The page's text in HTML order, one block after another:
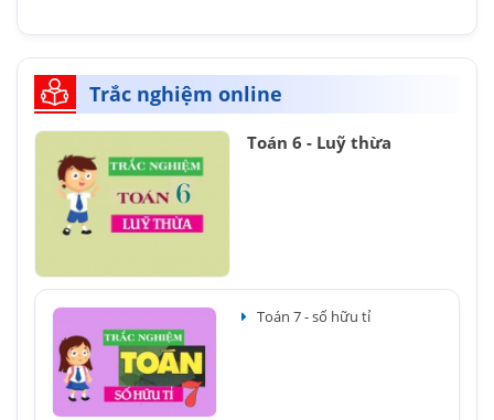
Trắc nghiệm online
Toán 6 - Luỹ thừa
Toán 7 - số hữu tỉ